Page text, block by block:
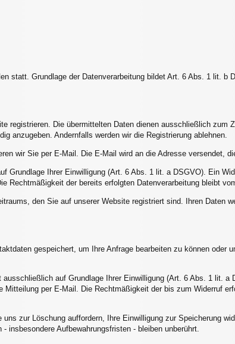
statt. Grundlage der Datenverarbeitung bildet Art. 6 Abs. 1 lit. b
registrieren. Die übermittelten Daten dienen ausschließlich zum
anzugeben. Andernfalls werden wir die Registrierung ablehnen.
wir Sie per E-Mail. Die E-Mail wird an die Adresse versendet,
Grundlage Ihrer Einwilligung (Art. 6 Abs. 1 lit. a DSGVO). Ein
Rechtmäßigkeit der bereits erfolgten Datenverarbeitung bleibt
den Sie auf unserer Website registriert sind. Ihren Daten
gespeichert, um Ihre Anfrage bearbeiten zu können oder
auf Grundlage Ihrer Einwilligung (Art. 6 Abs. 1 lit.
per E-Mail. Die Rechtmäßigkeit der bis zum Widerruf
zur Löschung auffordern, Ihre Einwilligung zur Speicherung
insbesondere Aufbewahrungsfristen - bleiben unberührt.